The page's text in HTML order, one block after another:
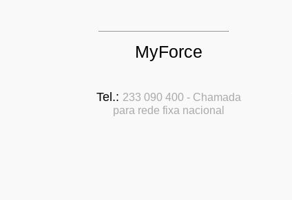
MyForce
Tel.: 233 090 400 - Chamada
para rede fixa nacional